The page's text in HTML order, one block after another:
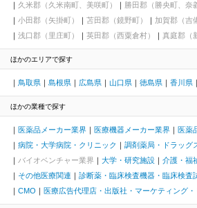
久米郡（久米南町、美咲町）
勝田郡（勝央町、奈
小田郡（矢掛町）
苫田郡（鏡野町） 加賀郡（吉
浅口郡（里庄町）
英田郡（西粟倉村） 真庭郡（
ほかのエリアで探す
鳥取県 島根県 広島県 山口県 徳島県 香川県
ほかの業種で探す
医薬品メーカー業界 医療機器メーカー業界 医薬
病院・大学病院・クリニック
調剤薬局・ドラッグ
バイオベンチャー業界
大学・研究施設
介護・福
その他医療関連
診断薬・臨床検査機器・臨床検査
CMO
医療広告代理店・出版社・マーケティング・